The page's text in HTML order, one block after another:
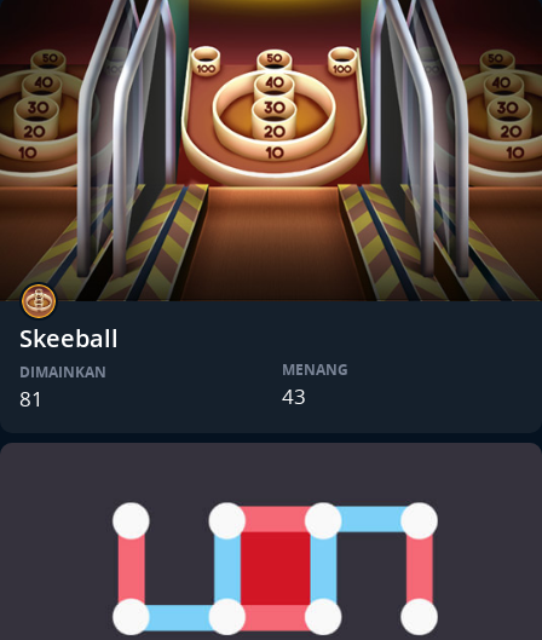
Skeeball
DIMAINKAN
81
MENANG
43